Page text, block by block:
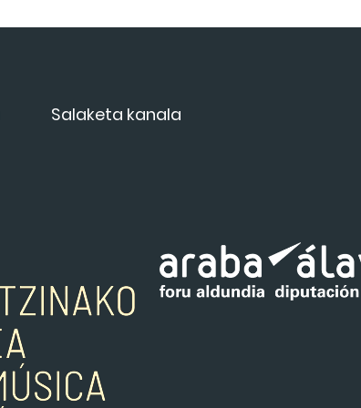
Salaketa kanala